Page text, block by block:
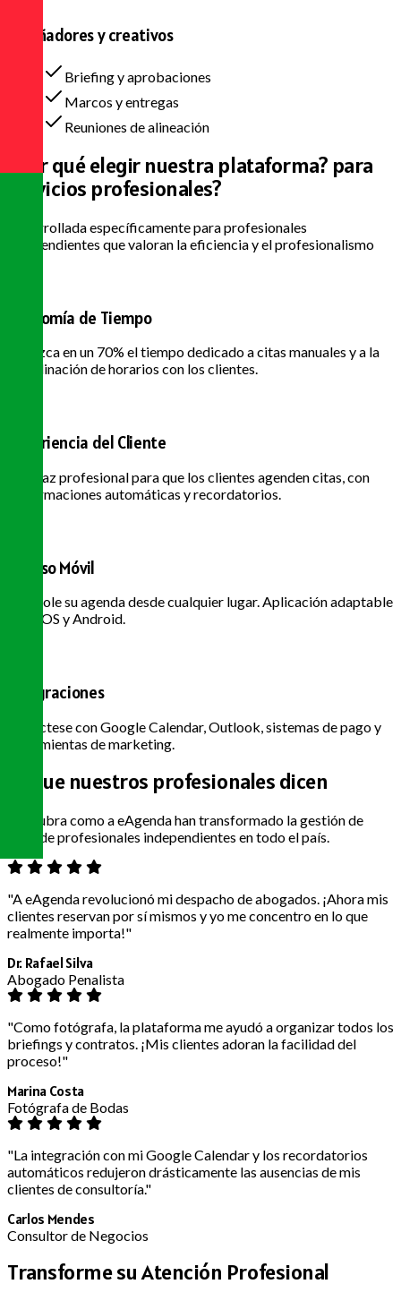
Diseñadores y creativos
Briefing y aprobaciones
Marcos y entregas
Reuniones de alineación
¿Por qué elegir nuestra plataforma? para
servicios profesionales?
Desarrollada específicamente para profesionales
independientes que valoran la eficiencia y el profesionalismo
Economía de Tiempo
Reduzca en un 70% el tiempo dedicado a citas manuales y a la
coordinación de horarios con los clientes.
Experiencia del Cliente
Interfaz profesional para que los clientes agenden citas, con
confirmaciones automáticas y recordatorios.
Acceso Móvil
Controle su agenda desde cualquier lugar. Aplicación adaptable
para iOS y Android.
Integraciones
Conéctese con Google Calendar, Outlook, sistemas de pago y
herramientas de marketing.
Lo que nuestros profesionales dicen
Descubra como a eAgenda han transformado la gestión de
citas de profesionales independientes en todo el país.
"A eAgenda revolucionó mi despacho de abogados. ¡Ahora mis
clientes reservan por sí mismos y yo me concentro en lo que
realmente importa!"
Dr. Rafael Silva
Abogado Penalista
"Como fotógrafa, la plataforma me ayudó a organizar todos los
briefings y contratos. ¡Mis clientes adoran la facilidad del
proceso!"
Marina Costa
Fotógrafa de Bodas
"La integración con mi Google Calendar y los recordatorios
automáticos redujeron drásticamente las ausencias de mis
clientes de consultoría."
Carlos Mendes
Consultor de Negocios
Transforme su Atención Profesional